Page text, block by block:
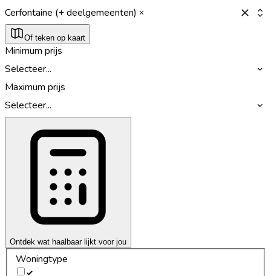
Cerfontaine (+ deelgemeenten)
Of teken op kaart
Minimum prijs
Selecteer...
Maximum prijs
Selecteer...
Ontdek wat haalbaar lijkt voor jou
Woningtype